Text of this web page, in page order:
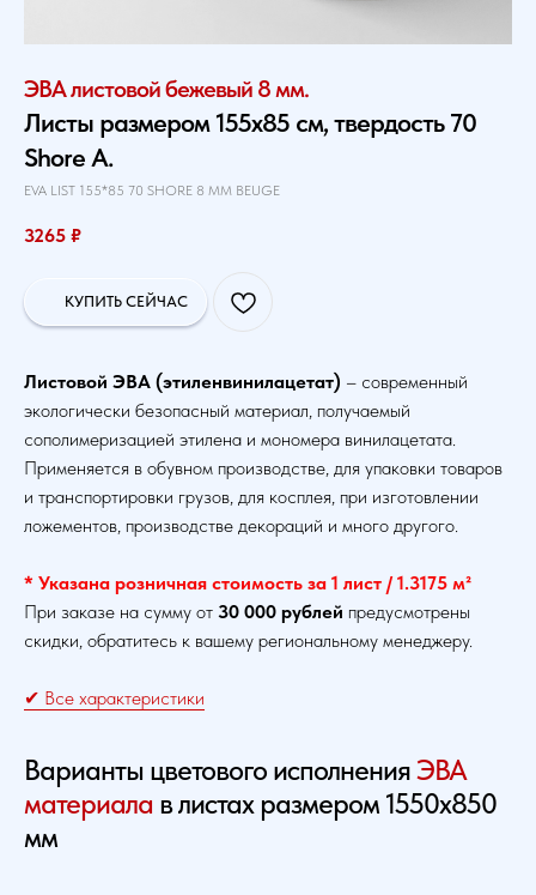
ЭВА листовой бежевый 8 мм.
Листы размером 155х85 см, твердость 70
Shore A.
EVA LIST 155*85 70 SHORE 8 MM BEUGE
3265 ₽
КУПИТЬ СЕЙЧАС
Листовой ЭВА (этиленвинилацетат) – современный
экологически безопасный материал, получаемый
сополимеризацией этилена и мономера винилацетата.
Применяется в обувном производстве, для упаковки товаров
и транспортировки грузов, для косплея, при изготовлении
ложементов, производстве декораций и много другого.
* Указана розничная стоимость за 1 лист / 1.3175 м²
При заказе на сумму от 30 000 рублей предусмотрены
скидки, обратитесь к вашему региональному менеджеру.
✔ Все характеристики
Варианты цветового исполненияЭВА
материала в листах размером 1550х850
мм